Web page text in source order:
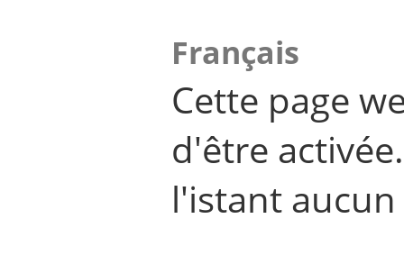
Français
Cette page
d'être
l'istant